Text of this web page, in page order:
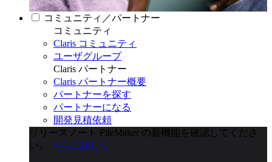
コミュニティ／パートナー
コミュニティ
Claris コミュニティ
ユーザグループ
Claris パートナー
Claris パートナー概要
パートナーを探す
パートナーになる
開発見積依頼
リリースノート
FileMaker の新機能を確認してくださ
い。
さらに詳しく